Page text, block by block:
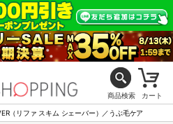
商品検索 カート
（リファ スキム シェーバー）／うぶ毛ケア